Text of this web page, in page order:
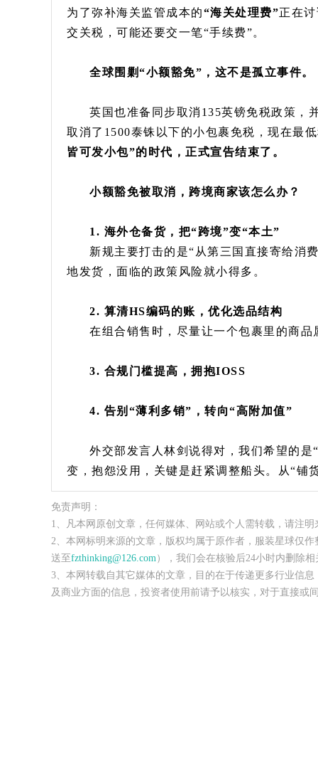
为了弥补海关监管成本的“海关处理费”正在
交关税，可能还要交一笔“手续费”。
全球围剿“小额豁免”，这不是孤立事件。
英国也准备同步取消135英镑免税政策，
取消了1500泰铢以下的小包裹免税，现在最
皆可发小包”的时代，正式宣告结束了。
小额豁免被取消，跨境商家该怎么办？
1. 海外仓备货，把“跨境”变“本土”
新规主要打击的是“从第三国直接寄给消
地发货，面临的政策风险就小得多。
2. 算清HS编码的账，优化选品结构
在组合销售时，尽量让一个包裹里的商品
3. 合规门槛提高，拥抱IOSS
4. 告别“薄利多销”，转向“高附加值”
外交部发言人林剑说得对，我们希望的
变，抱怨没用，关键是赶紧调整船头。从“铺
免责声明：
1、凡本网原创文章，任何媒体、网站或个人需转载，请注明
2、本网标明来源的文章，版权均属于原作者，服装星球仅
送至fzthinking@126.com），我们会在核验后24小时内删除
3、本网转载自其它媒体的文章，目的在于传递更多行业信
及商业方面的信息，投资者使用前请予以核实，对于直接或